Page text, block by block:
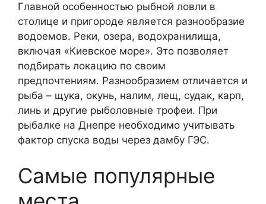
Главной особенностью рыбной ловли в
столице и пригороде является разнообразие
водоемов. Реки, озера, водохранилища,
включая «Киевское море». Это позволяет
подбирать локацию по своим
предпочтениям. Разнообразием отличается и
рыба – щука, окунь, налим, лещ, судак, карп,
линь и другие рыболовные трофеи. При
рыбалке на Днепре необходимо учитывать
фактор спуска воды через дамбу ГЭС.
Самые популярные